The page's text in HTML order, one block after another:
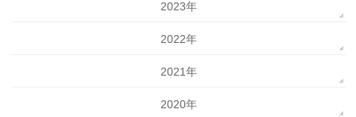
2023年
2022年
2021年
2020年